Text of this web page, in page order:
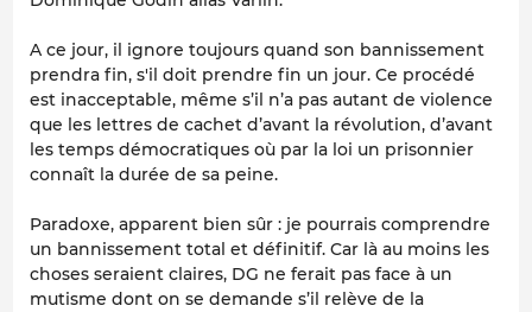
A ce jour, il ignore toujours quand son bannissement
prendra fin, s'il doit prendre fin un jour. Ce procédé
est inacceptable, même s’il n’a pas autant de violence
que les lettres de cachet d’avant la révolution, d’avant
les temps démocratiques où par la loi un prisonnier
connaît la durée de sa peine.
Paradoxe, apparent bien sûr : je pourrais comprendre
un bannissement total et définitif. Car là au moins les
choses seraient claires, DG ne ferait pas face à un
mutisme dont on se demande s’il relève de la